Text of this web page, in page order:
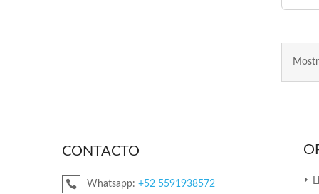
CONTACTO
Whatsapp: +52 5591938572